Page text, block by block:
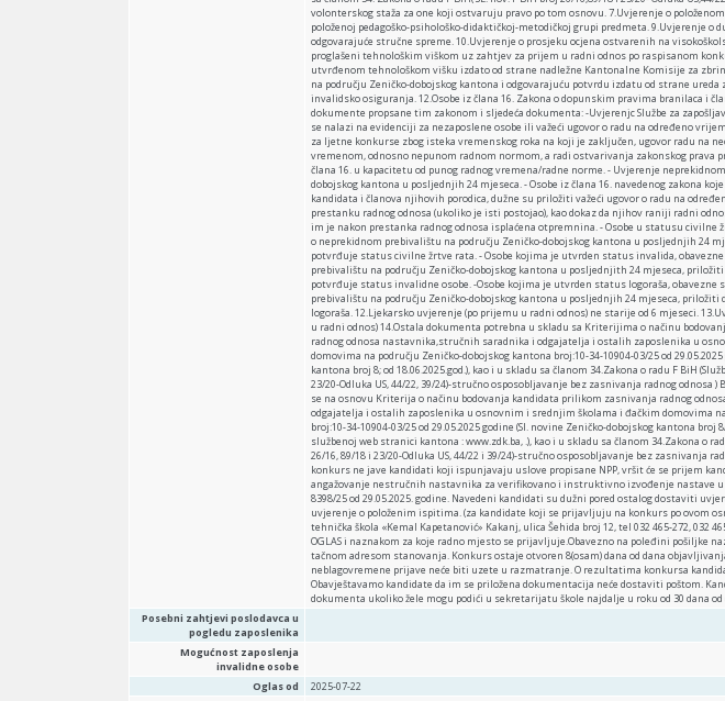
volonterskog staža za one koji ostvaruju pravo po tom osnovu. 7.Uvjerenje o
položenoj pedagoško-psihološko-didaktičkoj-metodičkoj grupi predmeta. 9.Uvjerenje o
odgovarajuće stručne spreme. 10.Uvjerenje o prosjeku ocjena ostvarenih na
proglašeni tehnološkim viškom uz zahtjev za prijem u radni odnos po raspisanom
utvrđenom tehnološkom višku izdato od strane nadležne Kantonalne Komisije za
na području Zeničko-dobojskog kantona i odgovarajuću potvrdu izdatu od strane
invalidsko osiguranja. 12.Osobe iz člana 16. Zakona o dopunskim pravima branilaca i
dokumente propsane tim zakonom i sljedeća dokumenta: -Uvjerenjc Službe za
se nalazi na evidenciji za nezaposlene osobe ili važeći ugovor o radu na određeno
za ljetne konkurse zbog isteka vremenskog roka na koji je zaključen, ugovor radu na
vremenom, odnosno nepunom radnom normom, a radi ostvarivanja zakonskog prava
člana 16. u kapacitetu od punog radnog vremena/radne norme. - Uvjerenje
dobojskog kantona u posljednjih 24 mjeseca. - Osobe iz člana 16. navedenog zakona
kandidata i članova njihovih porodica, dužne su priložiti važeći ugovor o radu na
prestanku radnog odnosa (ukoliko je isti postojao), kao dokaz da njihov raniji radni
im je nakon prestanka radnog odnosa isplaćena otpremnina. - Osobe u statusu civilne
o neprekidnom prebivalištu na području Zeničko-dobojskog kantona u posljednjih 24
potvrđuje status civilne žrtve rata. - Osobe kojima je utvrden status invalida,
prebivalištu na području Zeničko-dobojskog kantona u posljednjith 24 mjeseca,
potvrđuje status invalidne osobe. -Osobe kojima je utvrden status logoraša, obavezne
prebivalištu na području Zeničko-dobojskog kantona u posljednjih 24 mjeseca,
logoraša. 12.Ljekarsko uvjerenje (po prijemu u radni odnos) ne starije od 6 mjeseci.
u radni odnos) 14.Ostala dokumenta potrebna u skladu sa Kriterijima o načinu
radnog odnosa nastavnika,stručnih saradnika i odgajatelja i ostalih zaposlenika u
domovima na području Zeničko-dobojskog kantona broj:10-34-10904-03/25 od
kantona broj 8; od 18.06.2025.god.), kao i u skladu sa članom 34.Zakona o radu F BiH
23/20-Odluka US, 44/22, 39/24)-stručno osposobljavanje bez zasnivanja radnog odnosa
se na osnovu Kriterija o načinu bodovanja kandidata prilikom zasnivanja radnog
odgajatelja i ostalih zaposlenika u osnovnim i srednjim školama i đačkim domovima
broj:10-34-10904-03/25 od 29.05.2025 godine (Sl. novine Zeničko-dobojskog kantona broj
službenoj web stranici kantona : www.zdk.ba, .), kao i u skladu sa članom 34.Zakona o
26/16, 89/18 i 23/20-Odluka US, 44/22 i 39/24)-stručno osposobljavanje bez zasnivanja
konkurs ne jave kandidati koji ispunjavaju uslove propisane NPP, vršit će se prijem
angažovanje nestručnih nastavnika za verifikovano i instruktivno izvođenje nastave u
8398/25 od 29.05.2025. godine. Navedeni kandidati su dužni pored ostalog dostaviti
uvjerenje o položenim ispitima. (za kandidate koji se prijavljuju na konkurs po ovom
tehnička škola «Kemal Kapetanović» Kakanj, ulica Šehida broj 12, tel 032 465-272, 032
OGLAS i naznakom za koje radno mjesto se prijavljuje.Obavezno na poleđini pošiljke
tačnom adresom stanovanja. Konkurs ostaje otvoren 8(osam) dana od dana
neblagovremene prijave neće biti uzete u razmatranje. O rezultatima konkursa
Obavještavamo kandidate da im se priložena dokumentacija neće dostaviti poštom.
dokumenta ukoliko žele mogu podići u sekretarijatu škole najdalje u roku od 30 dana od
Posebni zahtjevi poslodavca u
pogledu zaposlenika
Mogućnost zaposlenja
invalidne osobe
Oglas od
2025-07-22